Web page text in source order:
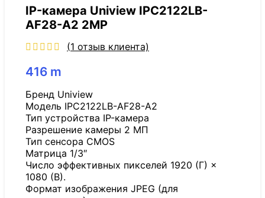
IP-камера Uniview IPC2122LB-
AF28-A2 2MP
(1 отзыв клиента)
416 m
Бренд Uniview
Модель IPC2122LB-AF28-A2
Тип устройства IP-камера
Разрешение камеры 2 МП
Тип сенсора CMOS
Матрица 1/3″
Число эффективных пикселей 1920 (Г) ×
1080 (В).
Формат изображения JPEG (для